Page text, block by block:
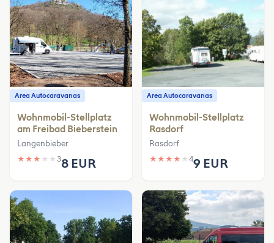
Area Autocaravanas
Wohnmobil-Stellplatz
am Freibad Bieberstein
Langenbieber
★ ★ ★ ★ ★ 38 EUR
Area Autocaravanas
Wohnmobil-Stellplatz
Rasdorf
Rasdorf
★ ★ ★ ★ ★ 49 EUR